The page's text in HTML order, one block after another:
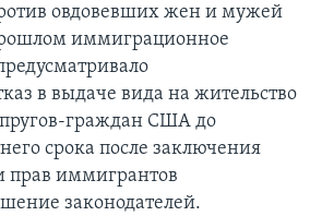
ПУТЕШЕСТВИЕ
овдовевших жен и мужей
иммиграционное
в выдаче вида на жительство
граждан США до
срока после заключения
прав иммигрантов
законодателей.